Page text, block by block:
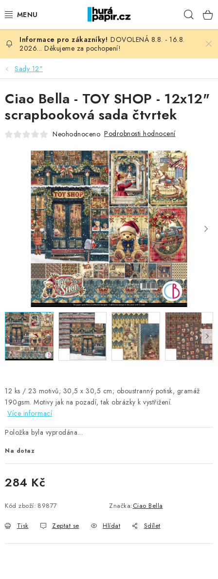
na
NOVINKY
HURÁ DÍLNA
VŠECHNO ZBOŽÍ
KNIHAŘSKÝ MATERIÁL
OBLÍBENÉ ♥️
FOTORECENZE
MOJE OBJEDNÁVKA
ZNAČKY
Doprava Kontakty Moje objednávka
Oblíbené ♥️
Hodnocení obchodu
Obchodní podmínky
Podmínky ochrany osobních údajů
Ověřování recenzí
Jak nakupovat
DOVOLENÁ 8.8. - 16.8.
2026... Děkujeme za pochopení!
Sady 12"
12 ks / 23 motivů; 30,5 x 30,5 cm; oboustranný potisk, gramáž
190gsm. Motivy jak na pozadí, tak obrázky k vystřižení.
Více informací
Položka byla vyprodána…
Na dotaz
284 Kč
Kód zboží: 89877 Značka:Ciao Bella
Tisk Zeptat se Hlídat Sdílet
Ciao Bella - TOY SHOP - 12x12"
scrapbooková sada čtvrtek
Neohodnoceno Podrobnosti hodnocení